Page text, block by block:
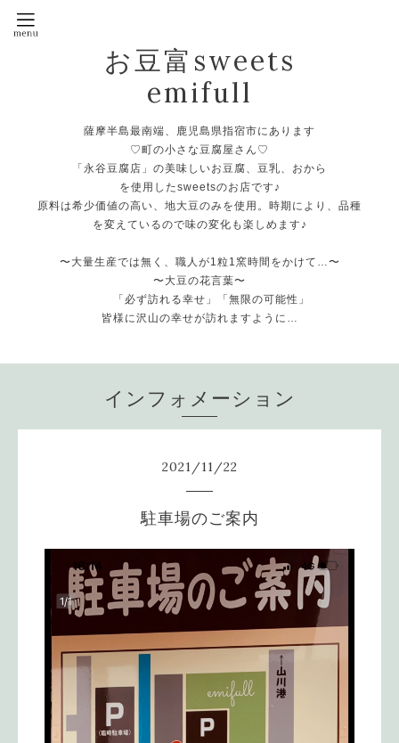
お豆富sweets
emifull
薩摩半島最南端、鹿児島県指宿市にあります
♡町の小さな豆腐屋さん♡
「永谷豆腐店」の美味しいお豆腐、豆乳、おから
を使用したsweetsのお店です♪
原料は希少価値の高い、地大豆のみを使用。時期により、品種
を変えているので味の変化も楽しめます♪
〜大量生産では無く、職人が1粒1窯時間をかけて…〜
〜大豆の花言葉〜
「必ず訪れる幸せ」「無限の可能性」
皆様に沢山の幸せが訪れますように…
インフォメーション
2021/11/22
駐車場のご案内